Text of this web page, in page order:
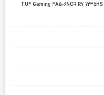
لپ تاپ 15.6 اینچی ایسوس TUF Gaming FA506NCR R7 7435HS